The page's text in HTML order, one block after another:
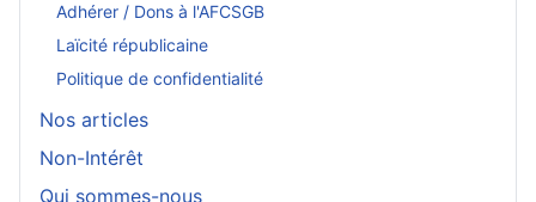
Adhérer / Dons à l'AFCSGB
Laïcité républicaine
Politique de confidentialité
Nos articles
Non-Intérêt
Qui sommes-nous